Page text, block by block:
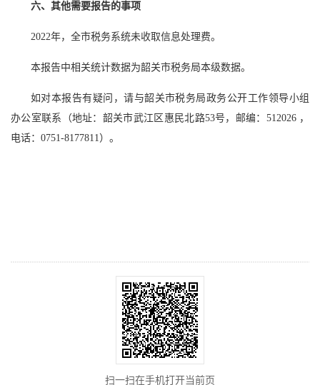
六、其他需要报告的事项
2022年，全市税务系统未收取信息处理费。
本报告中相关统计数据为韶关市税务局本级数据。
如对本报告有疑问，请与韶关市税务局政务公开工作领导小组
办公室联系（地址：韶关市武江区惠民北路53号，邮编：512026 ，
电话：0751-8177811）。
扫一扫在手机打开当前页